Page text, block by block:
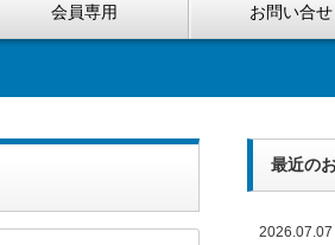
会員専用 お問い合せ
最近の